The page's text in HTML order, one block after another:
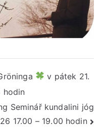
v pátek 21.
hodin
Seminář kundalini jóg
17.00 – 19.00 hodin